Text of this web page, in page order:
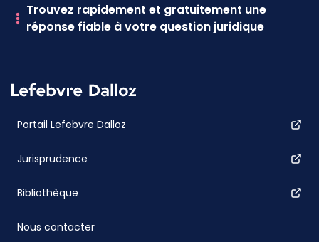
Trouvez rapidement et gratuitement une
réponse fiable à votre question juridique
Portail Lefebvre Dalloz
Jurisprudence
Bibliothèque
Nous contacter